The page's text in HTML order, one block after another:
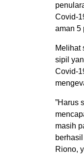
Covid-
aman 5
Melihat
sipil
Covid-
”Harus
masih
Riono,